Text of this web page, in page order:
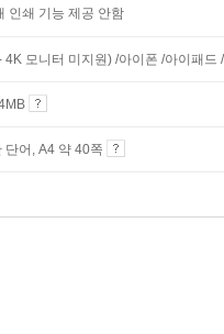
인쇄 기능 제공 안함
4K 모니터 미지원) /아이폰 /아이패
단어, A4 약 40쪽